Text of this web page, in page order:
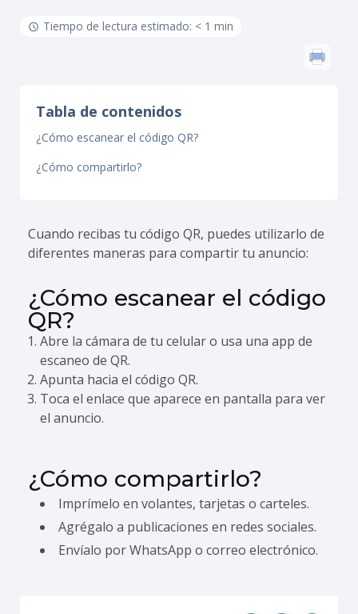
Tiempo de lectura estimado: < 1 min
Tabla de contenidos
¿Cómo escanear el código QR?
¿Cómo compartirlo?
Cuando recibas tu código QR, puedes utilizarlo de
diferentes maneras para compartir tu anuncio:
¿Cómo escanear el código
QR?
Abre la cámara de tu celular o usa una app de
escaneo de QR.
Apunta hacia el código QR.
Toca el enlace que aparece en pantalla para ver
el anuncio.
¿Cómo compartirlo?
Imprímelo en volantes, tarjetas o carteles.
Agrégalo a publicaciones en redes sociales.
Envíalo por WhatsApp o correo electrónico.